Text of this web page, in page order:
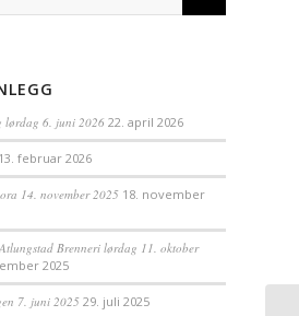
lørdag 6. juni 2026 22. april 2026
13. februar 2026
14. november 2025 18. november
Brenneri lørdag 11. oktober
2025
7. juni 2025 29. juli 2025